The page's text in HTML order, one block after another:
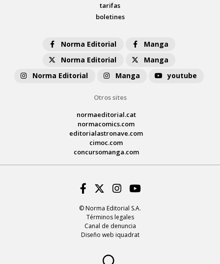
tarifas
boletines
Norma Editorial
Manga
Norma Editorial
Manga
Norma Editorial
Manga youtube
Otros sites
normaeditorial.cat
normacomics.com
editorialastronave.com
cimoc.com
concursomanga.com
© Norma Editorial S.A.
Términos legales
Canal de denuncia
Diseño web iquadrat
Facebook
Twitter
Instagram
Youtube